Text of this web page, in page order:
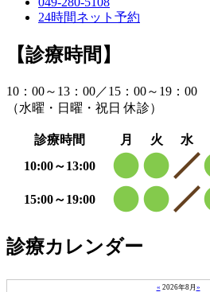
24時間ネット予約
【診療時間】
10：00～13：00／15：00～19：00
（水曜・日曜・祝日 休診）
診療時間 月 火 水
10:00～13:00
15:00～19:00
診療カレンダー
« 2026年8月 »